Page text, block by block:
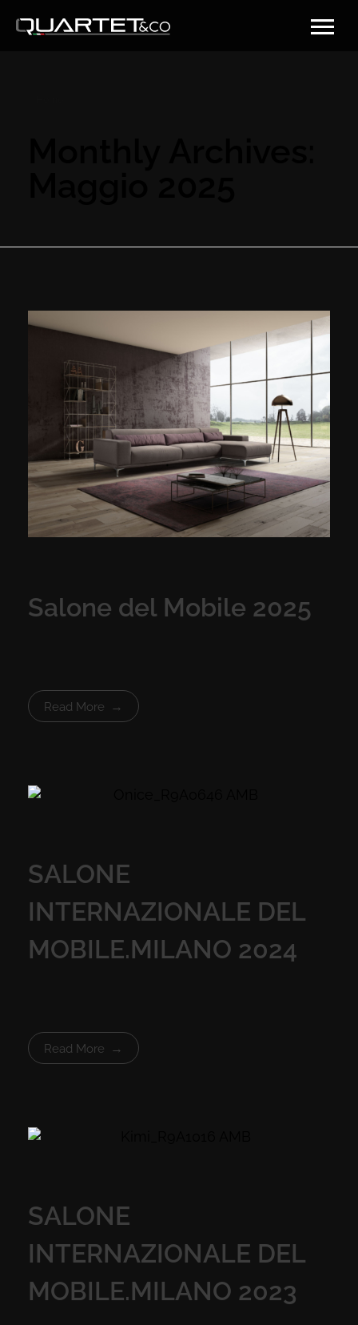
Salone del Mobile 2025
Read More
SALONE
INTERNAZIONALE DEL
MOBILE.MILANO 2024
Read More
SALONE
INTERNAZIONALE DEL
MOBILE.MILANO 2023